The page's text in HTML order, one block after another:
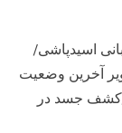
اسیدپاشی/
آخرین وضعیت
کشف جسد در